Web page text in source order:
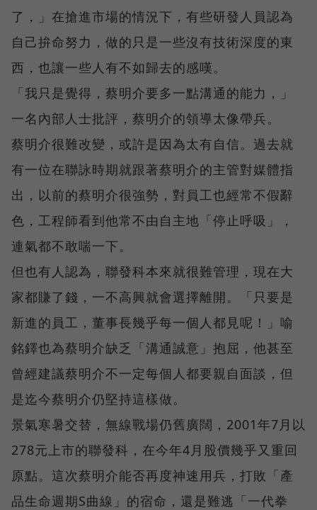
了，」在搶進市場的情況下，有些研發人員認為
自己拚命努力，做的只是一些沒有技術深度的東
西，也讓一些人有不如歸去的感嘆。
「我只是覺得，蔡明介要多一點溝通的能力，」
一名內部人士批評，蔡明介的領導太像帶兵。
蔡明介很難改變，或許是因為太有自信。過去就
有一位在聯詠時期就跟著蔡明介的主管對媒體指
出，以前的蔡明介很強勢，對員工也經常不假辭
色，工程師看到他常不由自主地「停止呼吸」，
連氣都不敢喘一下。
但也有人認為，聯發科本來就很難管理，現在大
家都賺了錢，一不高興就會選擇離開。「只要是
新進的員工，董事長幾乎每一個人都見呢！」喻
銘鐸也為蔡明介缺乏「溝通誠意」抱屈，他甚至
曾經建議蔡明介不一定每個人都要親自面談，但
是迄今蔡明介仍堅持這樣做。
景氣寒暑交替，無線戰場仍舊廣闊，2001年7月以
278元上市的聯發科，在今年4月股價幾乎又重回
原點。這次蔡明介能否再度神速用兵，打敗「產
品生命週期S曲線」的宿命，還是難逃「一代拳